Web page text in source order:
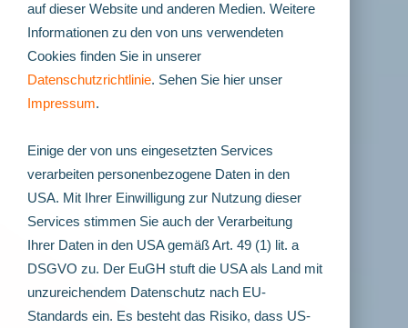
auf dieser Website und anderen Medien. Weitere
Informationen zu den von uns verwendeten
Cookies finden Sie in unserer
Datenschutzrichtlinie. Sehen Sie hier unser
Impressum.
Einige der von uns eingesetzten Services
verarbeiten personenbezogene Daten in den
USA. Mit Ihrer Einwilligung zur Nutzung dieser
Services stimmen Sie auch der Verarbeitung
Ihrer Daten in den USA gemäß Art. 49 (1) lit. a
DSGVO zu. Der EuGH stuft die USA als Land mit
unzureichendem Datenschutz nach EU-
Standards ein. Es besteht das Risiko, dass US-